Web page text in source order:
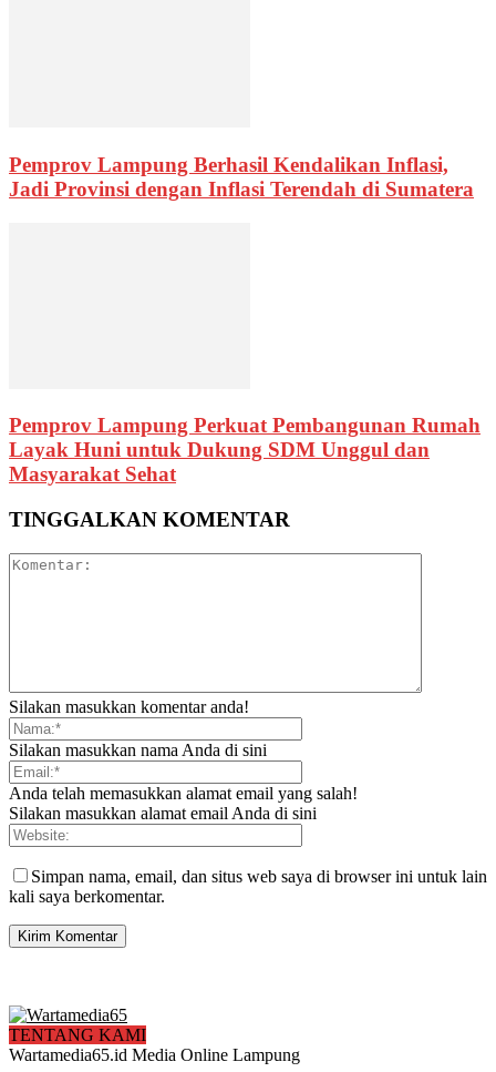
Pemprov Lampung Berhasil Kendalikan Inflasi,
Jadi Provinsi dengan Inflasi Terendah di Sumatera
Pemprov Lampung Perkuat Pembangunan Rumah
Layak Huni untuk Dukung SDM Unggul dan
Masyarakat Sehat
TINGGALKAN KOMENTAR
Silakan masukkan komentar anda!
Silakan masukkan nama Anda di sini
Anda telah memasukkan alamat email yang salah!
Silakan masukkan alamat email Anda di sini
Simpan nama, email, dan situs web saya di browser ini untuk lain
kali saya berkomentar.
TENTANG KAMI
Wartamedia65.id Media Online Lampung